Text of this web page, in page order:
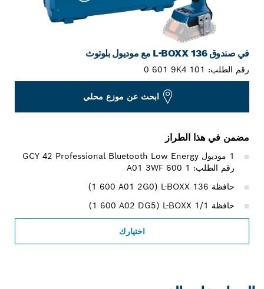
في صندوق L-BOXX 136 مع موديول بلوتوث
رقم الطلب:0 601 9K4 101
ابحث عن موزع محلي
مضمن في هذا الطراز
رقم الطلب: 1 600 A01 3WF
حافظة L-BOXX 136 ‏(‎1 600 A01 2G0)
حافظة 1/1 L-BOXX ‏(‎1 600 A02 DG5)
اختيارك